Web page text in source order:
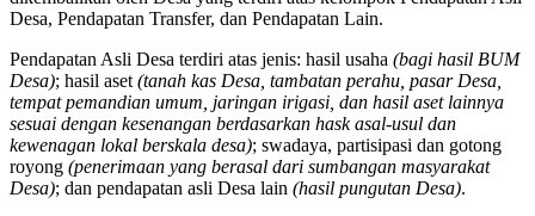
Desa, Pendapatan Transfer, dan Pendapatan Lain.
Pendapatan Asli Desa terdiri atas jenis: hasil usaha (bagi hasil BUM
Desa); hasil aset (tanah kas Desa, tambatan perahu, pasar Desa,
tempat pemandian umum, jaringan irigasi, dan hasil aset lainnya
sesuai dengan kesenangan berdasarkan hask asal-usul dan
kewenagan lokal berskala desa); swadaya, partisipasi dan gotong
royong (penerimaan yang berasal dari sumbangan masyarakat
Desa); dan pendapatan asli Desa lain (hasil pungutan Desa).